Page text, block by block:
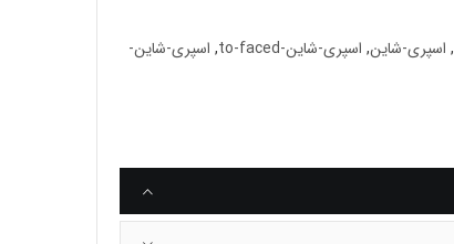
, اسپری-شاین, اسپری-شاین-to-faced , اسپری-شاین-